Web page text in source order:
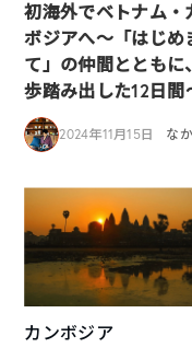
初海外でベトナム・
ボジアへ～「はじめ
て」の仲間とともに
歩踏み出した12日間
2024年11月15日 な
カンボジア